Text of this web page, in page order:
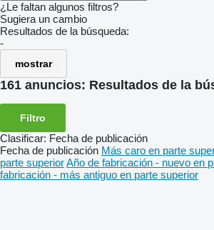
¿Le faltan algunos filtros?
Sugiera un cambio
Resultados de la búsqueda:
-
mostrar
161 anuncios: Resultados de la
Filtro
Clasificar: Fecha de publicación
Fecha de publicación Más caro en parte
parte superiorAño de fabricación - nuevo en
fabricación - más antiguo en parte superior